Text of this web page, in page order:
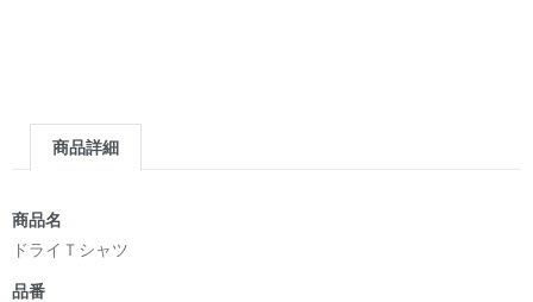
商品詳細
商品名
ドライＴシャツ
品番